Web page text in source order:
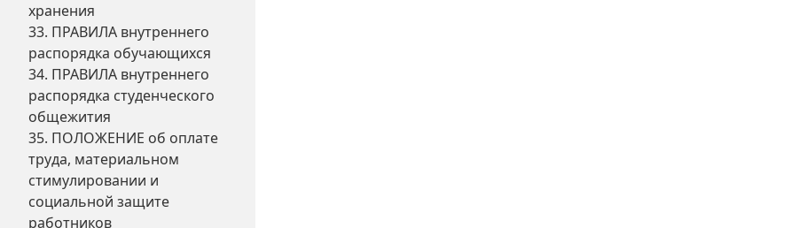
хранения
33. ПРАВИЛА внутреннего
распорядка обучающихся
34. ПРАВИЛА внутреннего
распорядка студенческого
общежития
35. ПОЛОЖЕНИЕ об оплате
труда, материальном
стимулировании и
социальной защите
работников